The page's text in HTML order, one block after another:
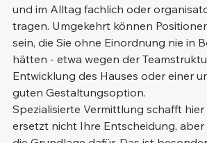
und im Alltag fachlich oder
tragen. Umgekehrt können
sein, die Sie ohne Einordnung nie in
hätten - etwa wegen der
Entwicklung des Hauses oder einer
guten Gestaltungsoption.
Spezialisierte Vermittlung schafft hier
ersetzt nicht Ihre Entscheidung,